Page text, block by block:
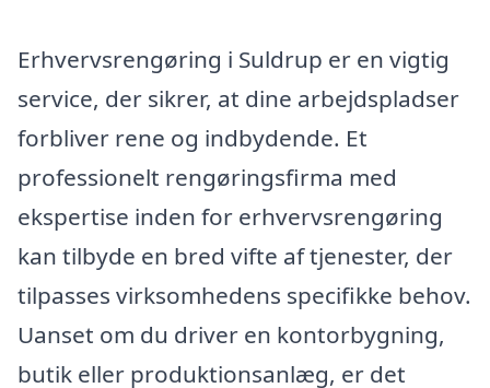
Erhvervsrengøring i Suldrup er en vigtig
service, der sikrer, at dine arbejdspladser
forbliver rene og indbydende. Et
professionelt rengøringsfirma med
ekspertise inden for erhvervsrengøring
kan tilbyde en bred vifte af tjenester, der
tilpasses virksomhedens specifikke behov.
Uanset om du driver en kontorbygning,
butik eller produktionsanlæg, er det